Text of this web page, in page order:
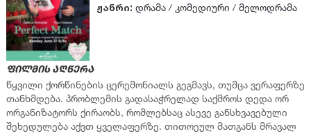
ჟანრი: დრამა / კომედიური / მელოდრამა
ფილმის აღწერა
წყვილი ქორწინების ცერემონიალს გეგმავს, თუმცა ვერაფერზე
თანხმდება. პრობლემის გადასაჭრელად საქმროს დედა ორ
ორგანიზატორს ქირაობს, რომლებსაც ასევე განსხვავებული
შეხედულება აქვთ ყველაფერზე. თითოეულ მათგანს მრავალ